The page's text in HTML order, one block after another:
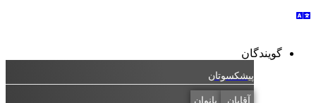
گویندگان
پیشکسوتان
آقایان بانوان